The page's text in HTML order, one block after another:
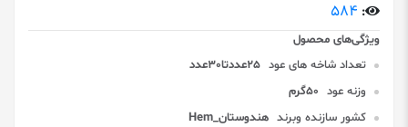
:
584
تعداد شاخه های عود 25عددتا30عدد
وزنه عود 50گرم
کشور سازنده وبرند هندوستان_Hem